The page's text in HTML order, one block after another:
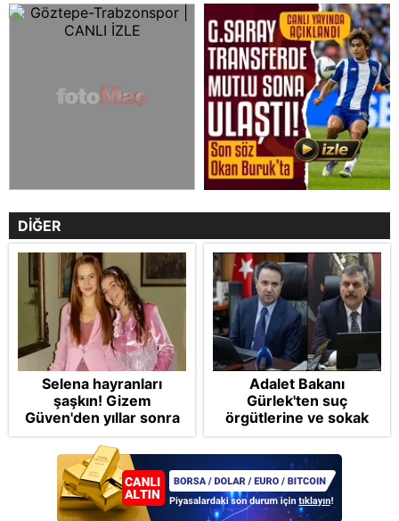
DİĞER
Selena hayranları
şaşkın! Gizem
Güven'den yıllar sonra
gelen Cansu Demirci
itirafı! "Konuşmuyoruz"
Adalet Bakanı
Gürlek'ten suç
örgütlerine ve sokak
çetelerine net mesaj:
"Devlet tepenize
binecek"